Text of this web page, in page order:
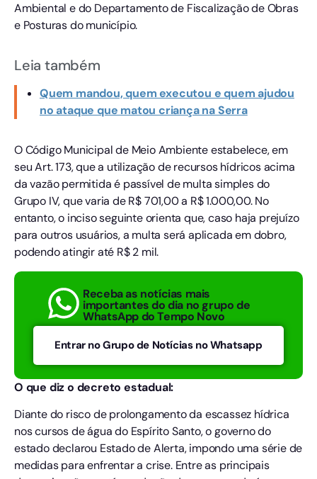
Ambiental e do Departamento de Fiscalização de Obras
e Posturas do município.
Leia também
Quem mandou, quem executou e quem ajudou
no ataque que matou criança na Serra
O Código Municipal de Meio Ambiente estabelece, em
seu Art. 173, que a utilização de recursos hídricos acima
da vazão permitida é passível de multa simples do
Grupo IV, que varia de R$ 701,00 a R$ 1.000,00. No
entanto, o inciso seguinte orienta que, caso haja prejuízo
para outros usuários, a multa será aplicada em dobro,
podendo atingir até R$ 2 mil.
Receba as notícias mais
importantes do dia no grupo de
WhatsApp do Tempo Novo
Entrar no Grupo de Notícias no Whatsapp
O que diz o decreto estadual:
Diante do risco de prolongamento da escassez hídrica
nos cursos de água do Espírito Santo, o governo do
estado declarou Estado de Alerta, impondo uma série de
medidas para enfrentar a crise. Entre as principais